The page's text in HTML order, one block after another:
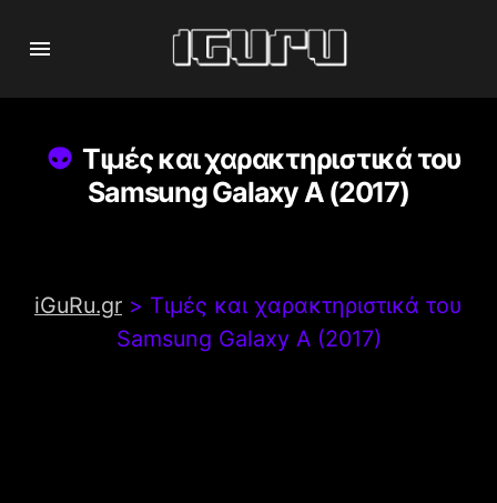
Τιμές και χαρακτηριστικά του
Samsung Galaxy A (2017)
iGuRu.gr > Τιμές και χαρακτηριστικά του
Samsung Galaxy A (2017)